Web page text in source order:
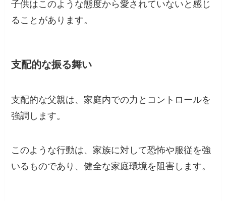
子供はこのような態度から愛されていないと感じ
ることがあります。
支配的な振る舞い
支配的な父親は、家庭内での力とコントロールを
強調します。
このような行動は、家族に対して恐怖や服従を強
いるものであり、健全な家庭環境を阻害します。